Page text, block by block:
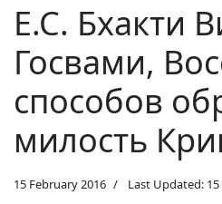
Е.С. Бхакти
Госвами,
способов
милость
15 February 2016 Last Updated: